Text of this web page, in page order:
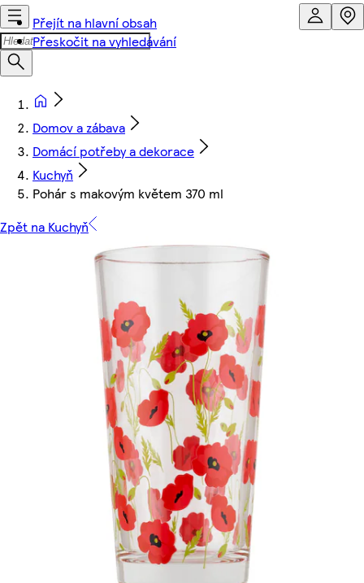
Přejít na hlavní obsah
Přeskočit na vyhledávání
Domov a zábava
Domácí potřeby a dekorace
Kuchyň
Pohár s makovým květem 370 ml
Zpět na Kuchyň